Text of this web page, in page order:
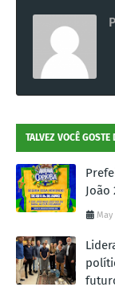
TALVEZ VOCÊ GOSTE
João
May